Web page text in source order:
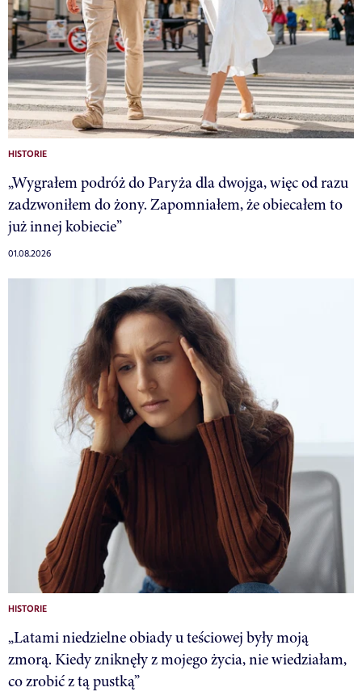
HISTORIE
„Wygrałem podróż do Paryża dla dwojga, więc od razu
zadzwoniłem do żony. Zapomniałem, że obiecałem to
już innej kobiecie”
01.08.2026
HISTORIE
„Latami niedzielne obiady u teściowej były moją
zmorą. Kiedy zniknęły z mojego życia, nie wiedziałam,
co zrobić z tą pustką”